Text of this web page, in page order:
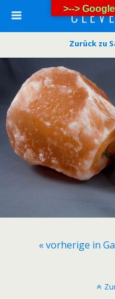
C L E V
Zurück zu
« vorherige in
>-->